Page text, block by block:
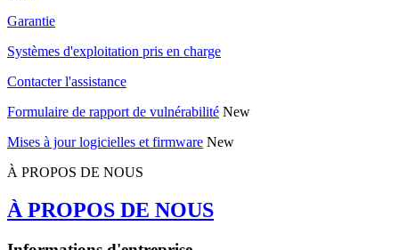
Garantie
Systèmes d'exploitation pris en charge
Contacter l'assistance
Formulaire de rapport de vulnérabilité New
Mises à jour logicielles et firmware New
À PROPOS DE NOUS
À PROPOS DE NOUS